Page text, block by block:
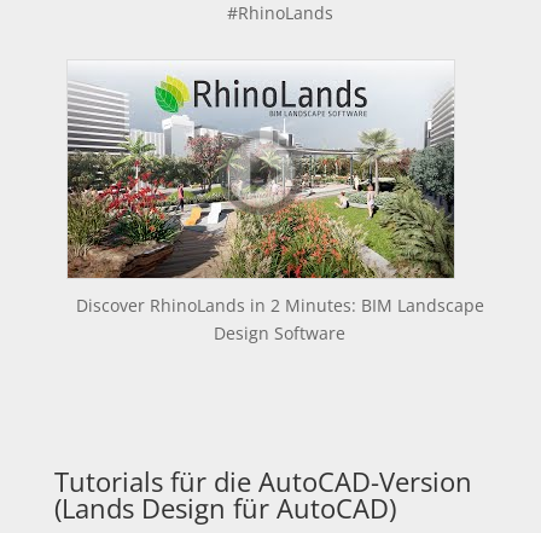
#RhinoLands
Discover RhinoLands in 2 Minutes: BIM Landscape
Design Software
Tutorials für die AutoCAD-Version
(Lands Design für AutoCAD)